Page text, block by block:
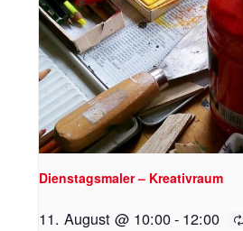
Dienstagsmaler – Kreativraum
11. August @ 10:00- 12:00